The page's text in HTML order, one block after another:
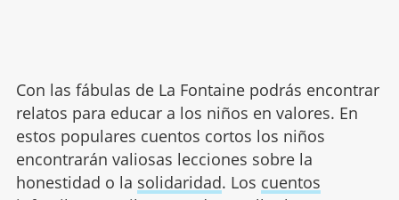
Con las fábulas de La Fontaine podrás encontrar
relatos para educar a los niños en valores. En
estos populares cuentos cortos los niños
encontrarán valiosas lecciones sobre la
honestidad o la solidaridad. Los cuentos